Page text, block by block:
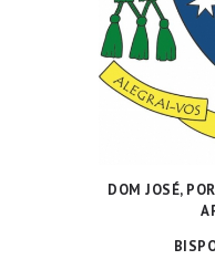
DOM JOSÉ,